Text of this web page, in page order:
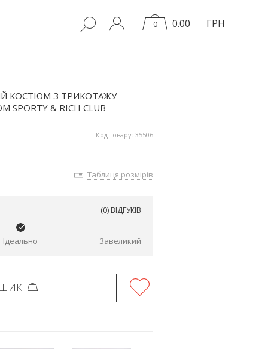
0 0.00 ГРН
КОСТЮМ З ТРИКОТАЖУ
& RICH CLUB
Код товару: 35506
Таблиця розмірів
(0) ВІДГУКІВ
Ідеально Завеликий